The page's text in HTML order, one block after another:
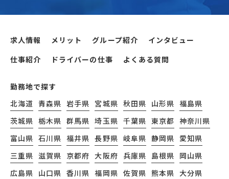
求人情報 メリット グループ紹介
インタビュー
仕事紹介
ドライバーの仕事 よくある質問
勤務地で探す
北海道 青森県 岩手県 宮城県 秋田県 山形県 福島県
茨城県 栃木県 群馬県 埼玉県 千葉県 東京都 神奈川県
富山県 石川県 福井県 長野県 岐阜県 静岡県 愛知県
三重県 滋賀県 京都府 大阪府 兵庫県 島根県 岡山県
広島県 山口県 香川県 福岡県 佐賀県 熊本県 大分県